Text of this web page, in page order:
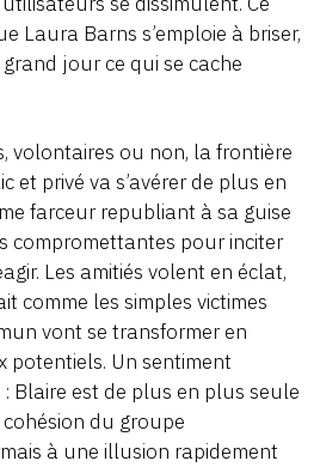
Laura Barns s’emploie à briser,
jour ce qui se cache
volontaires ou non, la frontière
et privé va s’avérer de plus en
farceur republiant à sa guise
compromettantes pour inciter
Les amitiés volent en éclat,
comme les simples victimes
vont se transformer en
Un sentiment
: Blaire est de plus en plus seule
du groupe
à une illusion rapidement